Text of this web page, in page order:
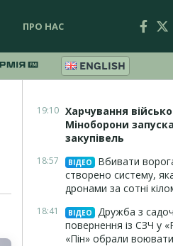
ПРО НАС
ENGLISH
19:10 Харчування
Міноборони
закупівель
18:57 ВІДЕО
Вбивати
створено систему,
дронами за сотні
18:41 ВІДЕО
Дружба з
повернення із СЗЧ у
«Пін» обрали